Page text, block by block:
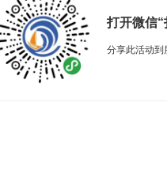
打开微信“
分享此活动到